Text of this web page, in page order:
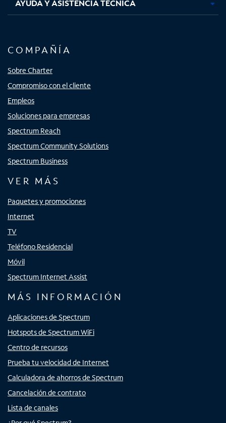
AYUDA Y ASISTENCIA TÉCNICA
COMPAÑÍA
Sobre Charter
Compromiso con el cliente
Empleos
Soluciones para empresas
Spectrum Reach
Spectrum Community Solutions
Spectrum Business
VER MÁS
Paquetes y promociones
Internet
TV
Teléfono Residencial
Móvil
Spectrum Internet Assist
MÁS INFORMACIÓN
Aplicaciones de Spectrum
Hotspots de Spectrum WiFi
Centro de recursos
Prueba tu velocidad de Internet
Calculadora de ahorros de Spectrum
Cancelación de contrato
Lista de canales